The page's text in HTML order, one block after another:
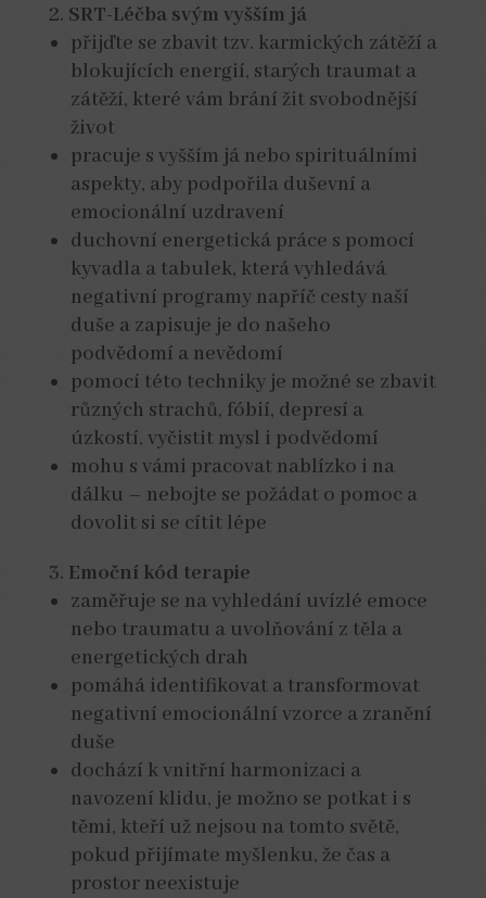
SRT-Léčba svým vyšším já
přijďte se zbavit tzv. karmických zátěží a
blokujících energií, starých traumat a
zátěží, které vám brání žit svobodnější
život
pracuje s vyšším já nebo spirituálními
aspekty, aby podpořila duševní a
emocionální uzdravení
duchovní energetická práce s pomocí
kyvadla a tabulek, která vyhledává
negativní programy napříč cesty naší
duše a zapisuje je do našeho
podvědomí a nevědomí
pomocí této techniky je možné se zbavit
různých strachů, fóbií, depresí a
úzkostí, vyčistit mysl i podvědomí
mohu s vámi pracovat nablízko i na
dálku – nebojte se požádat o pomoc a
dovolit si se cítit lépe
Emoční kód terapie
zaměřuje se na vyhledání uvízlé emoce
nebo traumatu a uvolňování z těla a
energetických drah
pomáhá identifikovat a transformovat
negativní emocionální vzorce a zranění
duše
dochází k vnitřní harmonizaci a
navození klidu, je možno se potkat i s
těmi, kteří už nejsou na tomto světě,
pokud přijímate myšlenku, že čas a
prostor neexistuje